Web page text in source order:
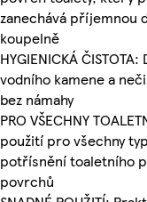
zanechává příjemnou
koupelně
HYGIENICKÁ
vodního kamene a
bez námahy
PRO VŠECHNY
použití pro všechny
potřísnění toaletního
povrchů